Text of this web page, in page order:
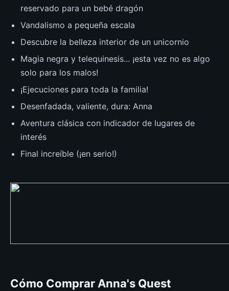
reservado para un bebé dragón
Vandalismo a pequeña escala
Descubre la belleza interior de un unicornio
Magia negra y telequinesis... ¡esta vez no es algo
solo para los malos!
¡Ejecuciones para toda la familia!
Desenfadada, valiente, dura: Anna
Aventura clásica con indicador de lugares de
interés
Final increíble (¡en serio!)
Cómo Comprar Anna's Quest